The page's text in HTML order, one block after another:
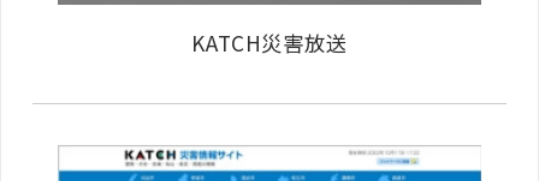
KATCH災害放送